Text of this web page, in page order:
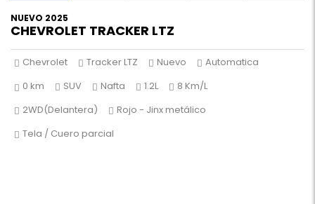
NUEVO 2025
CHEVROLET TRACKER LTZ
Chevrolet Tracker LTZ Nuevo
Automatica
0 km
SUV Nafta 1.2L
8 Km/L
2WD(Delantera)
Rojo - Jinx metálico
Tela / Cuero parcial